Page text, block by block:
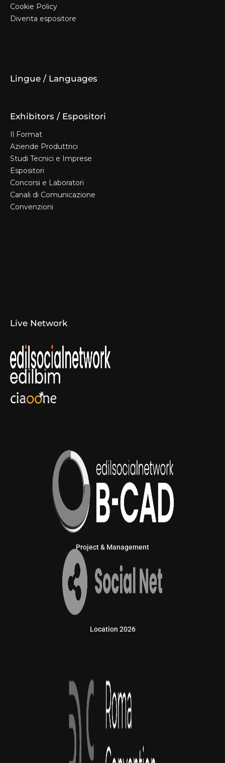
Cookie Policy
Diventa espositore
Lingue / Languages
Exhibitors / Espositori
Il Format
Aziende Produttrici
Studi Tecnici e Imprese
Espositori
Concorsi e Laboratori
Canali di Comunicazione
Convenzioni
Live Network
Project & Management
Location 2026